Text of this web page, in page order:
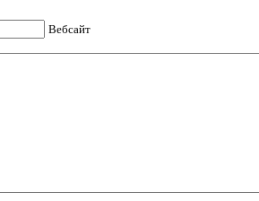
Вебсайт